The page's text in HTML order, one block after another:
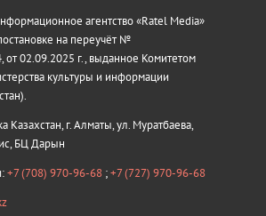
агентство «Ratel Media»
на переучёт №
от 02.09.2025 г., выданное Комитетом
культуры и информации
Казахстан, г. Алматы, ул. Муратбаева,
БЦ Дарын
+7 (708) 970-96-68 ;+7 (727) 970-96-68